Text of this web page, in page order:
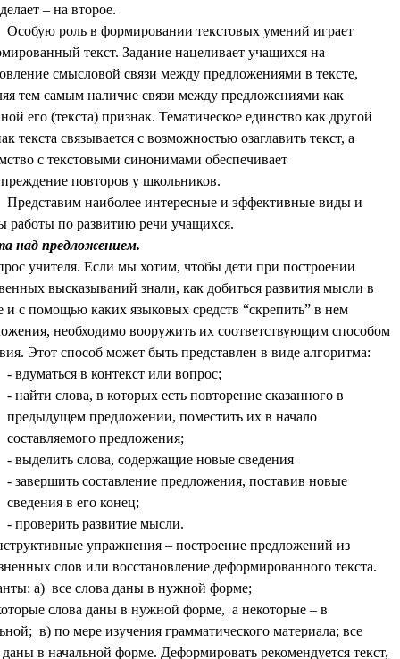
– на второе.
Особую роль в формировании текстовых умений играет
текст. Задание нацеливает учащихся на
смысловой связи между предложениями в тексте,
тем самым наличие связи между предложениями как
его (текста) признак. Тематическое единство как другой
текста связывается с возможностью озаглавить текст, а
с текстовыми синонимами обеспечивает
повторов у школьников.
Представим наиболее интересные и эффективные виды и
работы по развитию речи учащихся.
над предложением.
учителя. Если мы хотим, чтобы дети при построении
высказываний знали, как добиться развития мысли в
и с помощью каких языковых средств “скрепить” в нем
необходимо вооружить их соответствующим способом
Этот способ может быть представлен в виде алгоритма:
- вдуматься в контекст или вопрос;
- найти слова, в которых есть повторение сказанного в
предыдущем предложении, поместить их в начало
составляемого предложения;
- выделить слова, содержащие новые сведения
- завершить составление предложения, поставив новые
сведения в его конец;
- проверить развитие мысли.
упражнения – построение предложений из
слов или восстановление деформированного текста.
а) все слова даны в нужной форме;
слова даны в нужной форме, а некоторые – в
в) по мере изучения грамматического материала; все
даны в начальной форме. Деформировать рекомендуется текст,